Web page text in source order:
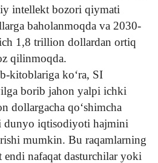
intellekt bozori qiymati
baholanmoqda va 2030-
1,8 trillion dollardan ortiq
qilinmoqda.
kitoblariga ko‘ra, SI
borib jahon yalpi ichki
dollargacha qo‘shimcha
dunyo iqtisodiyoti hajmini
mumkin. Bu raqamlarning
endi nafaqat dasturchilar yoki